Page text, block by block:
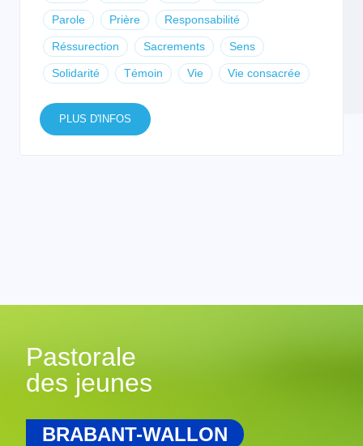
Parole Prière Responsabilité
Réssurection Sacrements Sens
Solidarité Témoin Vie Vie consacrée
PLUS D'INFOS
Pastorale
des jeunes
BRABANT-WALLON